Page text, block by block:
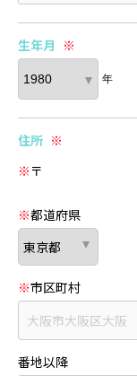
生年月 ※
年
住所 ※
※ 〒
※都道府県
※市区町村
番地以降